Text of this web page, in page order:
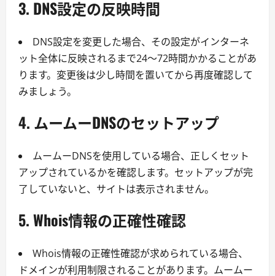
3. DNS設定の反映時間
DNS設定を変更した場合、その設定がインターネ
ット全体に反映されるまで24〜72時間かかることがあ
ります。変更後は少し時間を置いてから再度確認して
みましょう。
4. ムームーDNSのセットアップ
ムームーDNSを使用している場合、正しくセット
アップされているかを確認します。セットアップが完
了していないと、サイトは表示されません。
5. Whois情報の正確性確認
Whois情報の正確性確認が求められている場合、
ドメインが利用制限されることがあります。ムームー